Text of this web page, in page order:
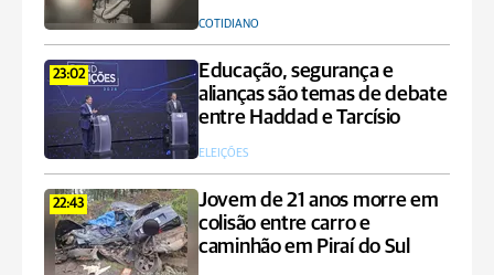
COTIDIANO
23:02
Educação, segurança e
alianças são temas de debate
entre Haddad e Tarcísio
ELEIÇÕES
22:43
Jovem de 21 anos morre em
colisão entre carro e
caminhão em Piraí do Sul